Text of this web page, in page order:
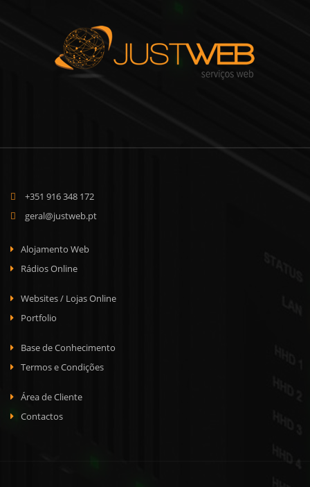
+351 916 348 172
geral@justweb.pt
Alojamento Web
Rádios Online
Websites / Lojas Online
Portfolio
Base de Conhecimento
Termos e Condições
Área de Cliente
Contactos